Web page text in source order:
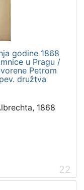
godine 1868
u Pragu /
Petrom
družtva
1868
22